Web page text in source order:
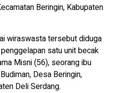
Beringin, Kabupaten
wiraswasta tersebut diduga
satu unit becak
Misni (56), seorang ibu
Desa Beringin,
Deli Serdang.